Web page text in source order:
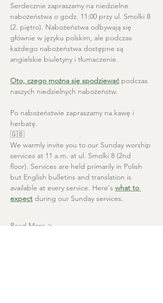
Serdecznie zapraszamy na niedzielne
nabożeństwa o godz. 11:00 przy ul. Smolki 8
(2. piętro). Nabożeństwa odbywają się
głównie w języku polskim, ale podczas
każdego nabożeństwa dostępne są
angielskie biuletyny i tłumaczenie.
Oto, czego można się spodziewać podczas
naszych niedzielnych nabożeństw.
Po nabożeństwie zapraszamy na kawę i
herbatę.
🇬🇧
We warmly invite you to our Sunday worship
services at 11 a.m. at ul. Smolki 8 (2nd
floor). Services are held primarily in Polish
but English bulletins and translation is
available at every service. Here's what to
expect during our Sunday services.
Read More >